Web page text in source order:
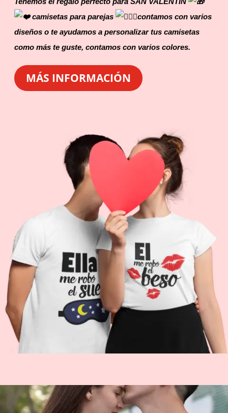
camisetas para parejas
contamos con varios
diseños o te ayudamos a personalizar tus camisetas
como más te guste, contamos con varios colores.
MÁS INFORMACIÓN